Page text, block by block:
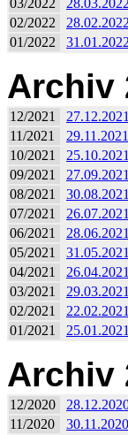
03/2022 28.03.2022
02/2022
28.02.2022
01/2022
31.01.2022
Archiv
12/2021 27.12.2021
11/2021
29.11.2021
10/2021
25.10.2021
09/2021
27.09.2021
08/2021
30.08.2021
07/2021
26.07.2021
06/2021
28.06.2021
05/2021
31.05.2021
04/2021
26.04.2021
03/2021
29.03.2021
02/2021
22.02.2021
01/2021
25.01.2021
Archiv
12/2020
11/2020
30.11.2020